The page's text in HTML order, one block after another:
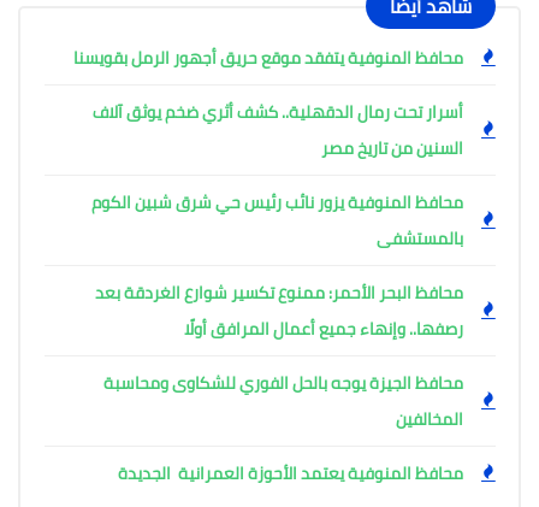
محافظ المنوفية يتفقد موقع حريق أجهور الرمل بقويسنا
أسرار تحت رمال الدقهلية.. كشف أثري ضخم يوثق آلاف
السنين من تاريخ مصر
محافظ المنوفية يزور نائب رئيس حي شرق شبين الكوم
بالمستشفى
محافظ البحر الأحمر: ممنوع تكسير شوارع الغردقة بعد
رصفها.. وإنهاء جميع أعمال المرافق أولًا
محافظ الجيزة يوجه بالحل الفوري للشكاوى ومحاسبة
المخالفين
محافظ المنوفية يعتمد الأحوزة العمرانية الجديدة